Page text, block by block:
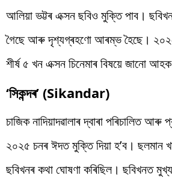
আলিয়া ভট্টৰ এক্সন ছবিও মুক্তি পাব।
গৈছে আৰু দৃশ্যগ্ৰহণো আৰম্ভ হৈছে।
শীৰ্ষ ৫ খন এক্সন চিনেমাৰ বিষয়ে জানো
‘সিকন্দৰ’ (Sikandar)
চাজিক নাদিয়াদৱালাৰ দ্বাৰা পৰিচালিত
২০২৫ চনৰ ঈদত মুক্তি দিয়া হ’ব। ছলমান
ছবিখনৰ কথা ঘোষণা কৰিছিল। ছবিখনত